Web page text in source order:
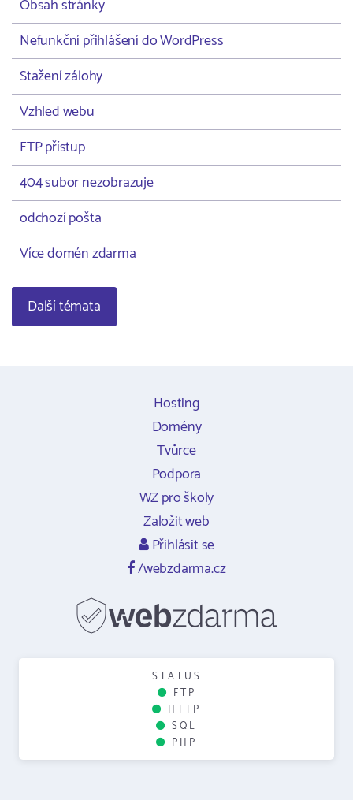
Obsah stránky
Nefunkční přihlášení do WordPress
Stažení zálohy
Vzhled webu
FTP přístup
404 subor nezobrazuje
odchozí pošta
Více domén zdarma
Další témata
Hosting
Domény
Tvůrce
Podpora
WZ pro školy
Založit web
Přihlásit se
/webzdarma.cz
STATUS
FTP
HTTP
SQL
PHP